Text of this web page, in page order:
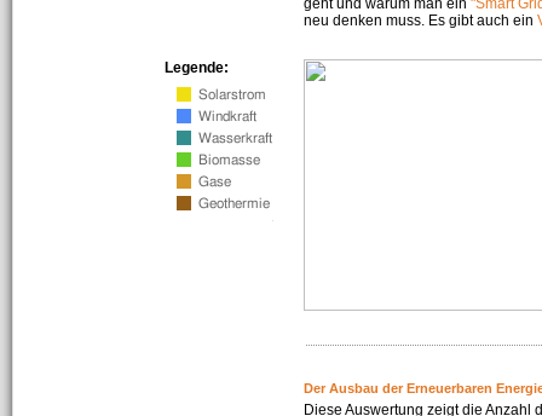
geht und warum man ein "Smart
neu denken muss. Es gibt auch ein
Legende:
Der Ausbau der Erneuerbaren
Diese Auswertung zeigt die Anzahl